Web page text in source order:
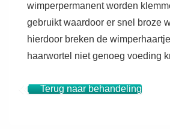
wimperpermanent worden
gebruikt waardoor er snel broze
hierdoor breken de
haarwortel niet genoeg voeding
Terug naar behandeling